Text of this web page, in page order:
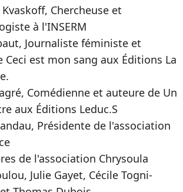
Chercheuse et
à l'INSERM
Journaliste féministe et
Ceci est mon sang aux Éditions La
Comédienne et auteure de Un
aux Éditions Leduc.S
Présidente de l'association
de l'association Chrysoula
Julie Gayet, Cécile Togni-